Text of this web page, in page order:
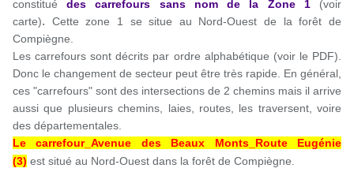
constituédes carrefours sans nomde la Zone 1
(voir
carte).
Cette zone 1 se situe au Nord-Ouest de la forêt de
Compiègne.
Les carrefours sont décrits par ordre alphabétique (voir le PDF).
Donc le changement de secteur peut être très rapide. En général,
ces "carrefours" sont des intersections de 2 chemins mais il arrive
aussi que plusieurs chemins, laies, routes, les traversent, voire
des départementales.
Le carrefour_Avenue des Beaux Monts_Route Eugénie
(3) est situé au Nord-Ouest dans la forêt de Compiègne.